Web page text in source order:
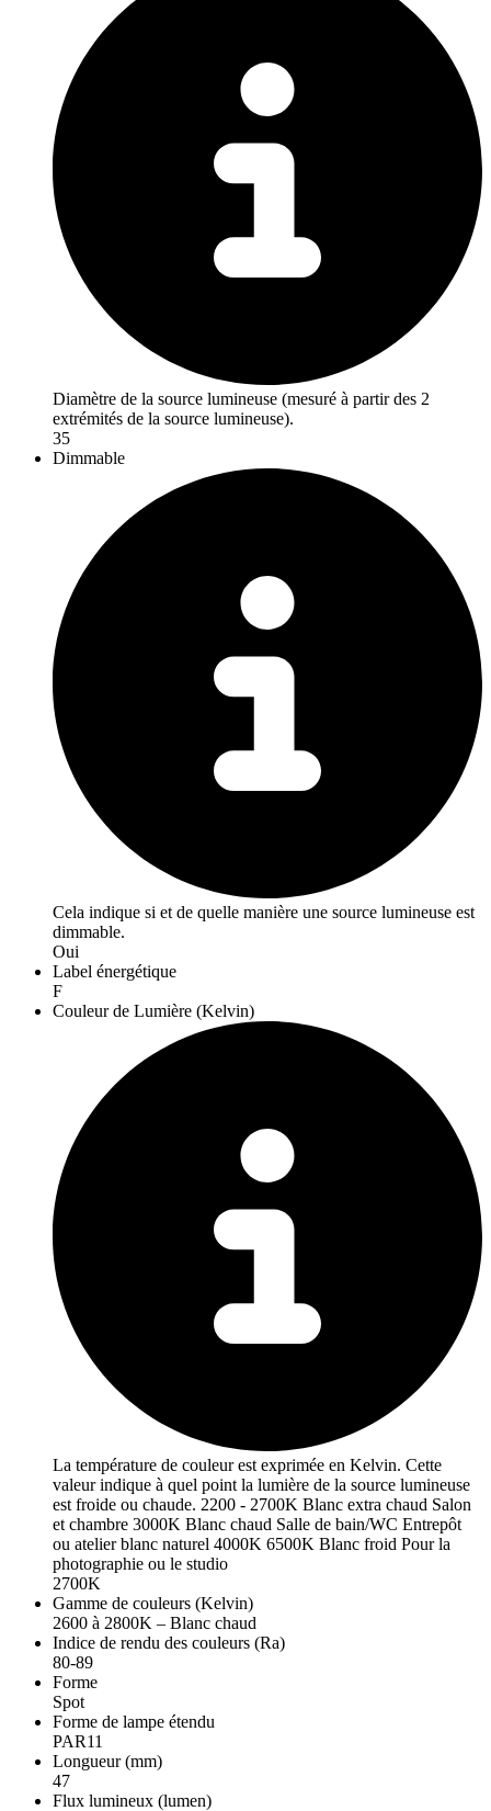
Diamètre de la source lumineuse (mesuré à partir des 2
extrémités de la source lumineuse).
35
Dimmable
Cela indique si et de quelle manière une source lumineuse est
dimmable.
Oui
Label énergétique
F
Couleur de Lumière (Kelvin)
La température de couleur est exprimée en Kelvin. Cette
valeur indique à quel point la lumière de la source lumineuse
est froide ou chaude. 2200 - 2700K Blanc extra chaud Salon
et chambre 3000K Blanc chaud Salle de bain/WC Entrepôt
ou atelier blanc naturel 4000K 6500K Blanc froid Pour la
photographie ou le studio
2700K
Gamme de couleurs (Kelvin)
2600 à 2800K – Blanc chaud
Indice de rendu des couleurs (Ra)
80-89
Forme
Spot
Forme de lampe étendu
PAR11
Longueur (mm)
47
Flux lumineux (lumen)